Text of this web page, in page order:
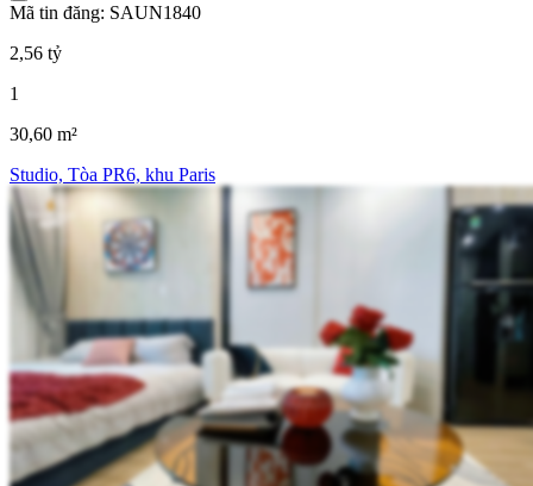
Mã tin đăng: SAUN1840
2,56 tỷ
1
30,60 m²
Studio, Tòa PR6, khu Paris